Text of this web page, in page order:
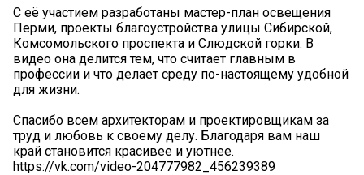
С её участием разработаны мастер-план освещения
Перми, проекты благоустройства улицы Сибирской,
Комсомольского проспекта и Слюдской горки. В
видео она делится тем, что считает главным в
профессии и что делает среду по-настоящему удобной
для жизни.
Спасибо всем архитекторам и проектировщикам за
труд и любовь к своему делу. Благодаря вам наш
край становится красивее и уютнее.
https://vk.com/video-204777982_456239389